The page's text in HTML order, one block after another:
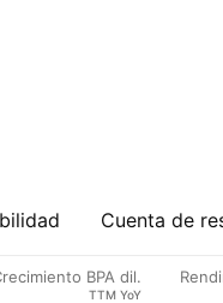
Cuenta de
BPA dil.
TTM YoY